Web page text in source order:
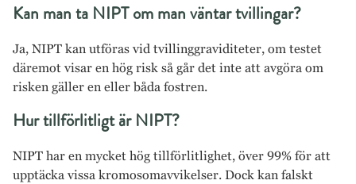
Kan man ta NIPT om man väntar tvillingar?
Ja, NIPT kan utföras vid tvillinggraviditeter, om testet
däremot visar en hög risk så går det inte att avgöra om
risken gäller en eller båda fostren.
Hur tillförlitligt är NIPT?
NIPT har en mycket hög tillförlitlighet, över 99% för att
upptäcka vissa kromosomavvikelser. Dock kan falskt